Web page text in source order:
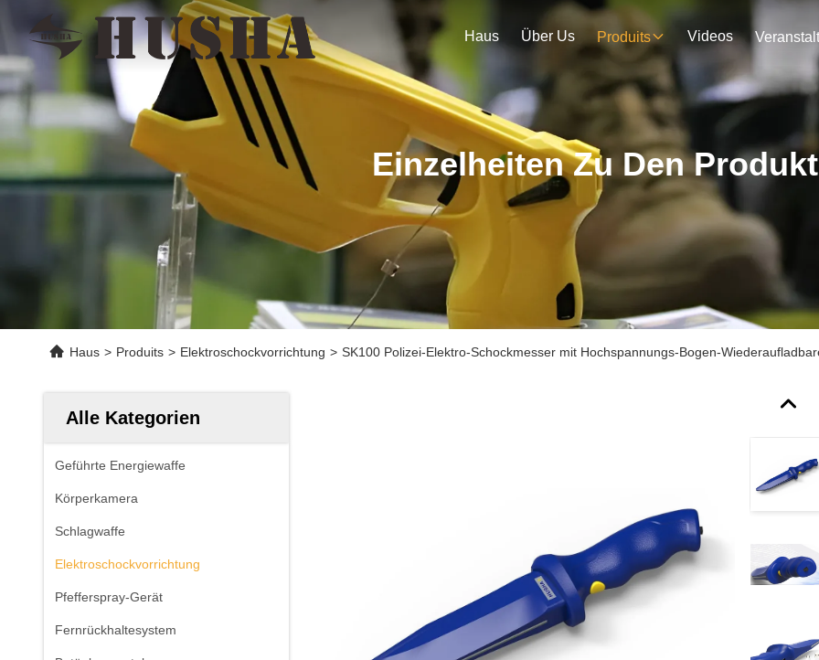
Haus Über Us Produits Videos
Einzelheiten Zu Den
Haus > Produits > Elektroschockvorrichtung > SK100 Polizei-Elektro-Schockmesser mit Hochspannungs-Bogen-
Alle Kategorien
Geführte Energiewaffe
Körperkamera
Schlagwaffe
Elektroschockvorrichtung
Pfefferspray-Gerät
Fernrückhaltesystem